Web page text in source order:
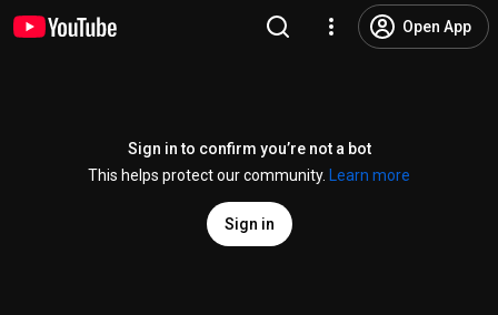
Open App
Sign in to confirm you’re not a bot
This helps protect our community.
Learn more
Sign in